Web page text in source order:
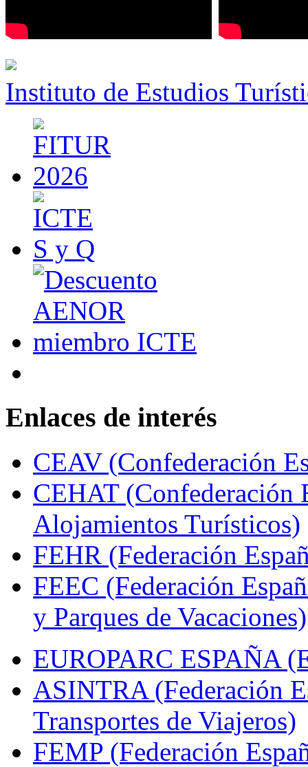
Instituto de Estudios
Enlaces de interés
CEAV (Confederación
CEHAT (Confederación
Alojamientos Turísticos)
FEHR (Federación
FEEC (Federación
y Parques de Vacaciones)
EUROPARC ESPAÑA
ASINTRA (Federación
Transportes de Viajeros)
FEMP (Federación